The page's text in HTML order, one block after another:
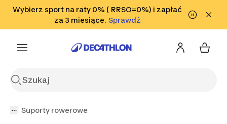
Przejdź do wyszukiwania Przejdź do treści
Przejdź
Wybierz sport na raty 0% ( RRSO=0%) i zapłać
za 3 miesiące. SprawdźSprawdź
Sprawdź
Suporty rowerowe